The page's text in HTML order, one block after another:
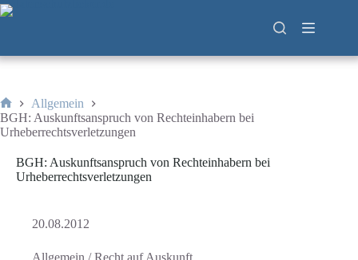
Zum
Inhalt
Start
Allgemein
BGH: Auskunftsanspruch von Rechteinhabern bei
Urheberrechtsverletzungen
BGH: Auskunftsanspruch von Rechteinhabern bei
Urheberrechtsverletzungen
20.08.2012